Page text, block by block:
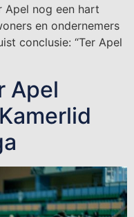
Apel nog een hart
en ondernemers
conclusie: “Ter Apel
Apel